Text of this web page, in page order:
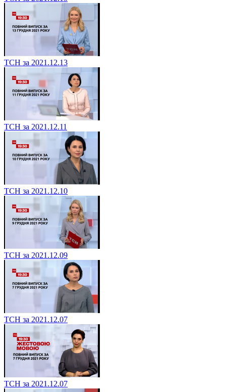
ТСН за 2021.12.13
ТСН за 2021.12.11
ТСН за 2021.12.10
ТСН за 2021.12.09
ТСН за 2021.12.07
ТСН за 2021.12.07